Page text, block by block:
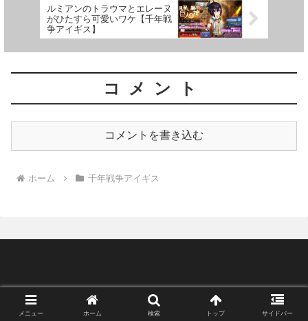
ルミアンのトラウマとエレーヌ
がひたすら可愛いワケ【千年戦
争アイギス】
コメント
コメントを書き込む
ホーム 千年戦争アイギス
メニュー ホーム 検索 トップ サイドバー